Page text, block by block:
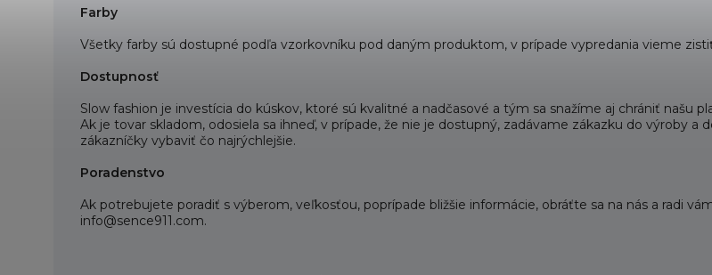
Farby
Všetky farby sú dostupné podľa vzorkovníku pod daným produktom, v prípade vypredania vieme
Dostupnosť
Slow fashion je investícia do kúskov, ktoré sú kvalitné a nadčasové a tým sa snažíme aj chrániť našu
Ak je tovar skladom, odosiela sa ihneď, v prípade, že nie je dostupný, zadávame zákazku do výroby a
zákazníčky vybaviť čo najrýchlejšie.
Poradenstvo
Ak potrebujete poradiť s výberom, veľkosťou, poprípade bližšie informácie, obráťte sa na nás a radi
info@sence911.com.